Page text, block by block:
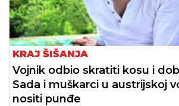
KRAJ ŠIŠANJA
Vojnik odbio skratiti kosu i
Sada i muškarci u austrijskoj
nositi punđe